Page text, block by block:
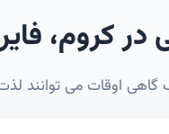
کروم،
اوقات می توانند